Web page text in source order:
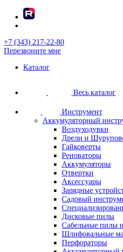
+7 (343) 217-22-80
Перезвоните мне
Каталог
Весь каталог
Инструмент
Аккумуляторный
Воздуходувки
Дрели и
Гайковерты
Реноваторы
Аккумуляторы
Отвертки
Аксессуары
Зарядные
Садовый
Дисковые пилы
Сабельные пилы
Шлифовальные
Перфораторы